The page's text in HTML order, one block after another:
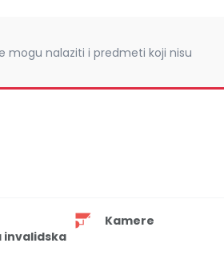
mogu nalaziti i predmeti koji nisu
Kamere
invalidska